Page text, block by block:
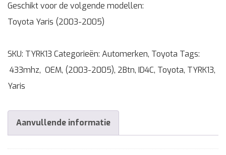
Geschikt voor de volgende modellen:
Toyota Yaris (2003-2005)
SKU: TYRK13 Categorieën: Automerken, Toyota Tags:
433mhz, OEM, (2003-2005), 2Btn, ID4C, Toyota, TYRK13,
Yaris
Aanvullende informatie